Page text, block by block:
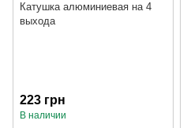
Катушка алюминиевая на 4
выхода
223 грн
В наличии